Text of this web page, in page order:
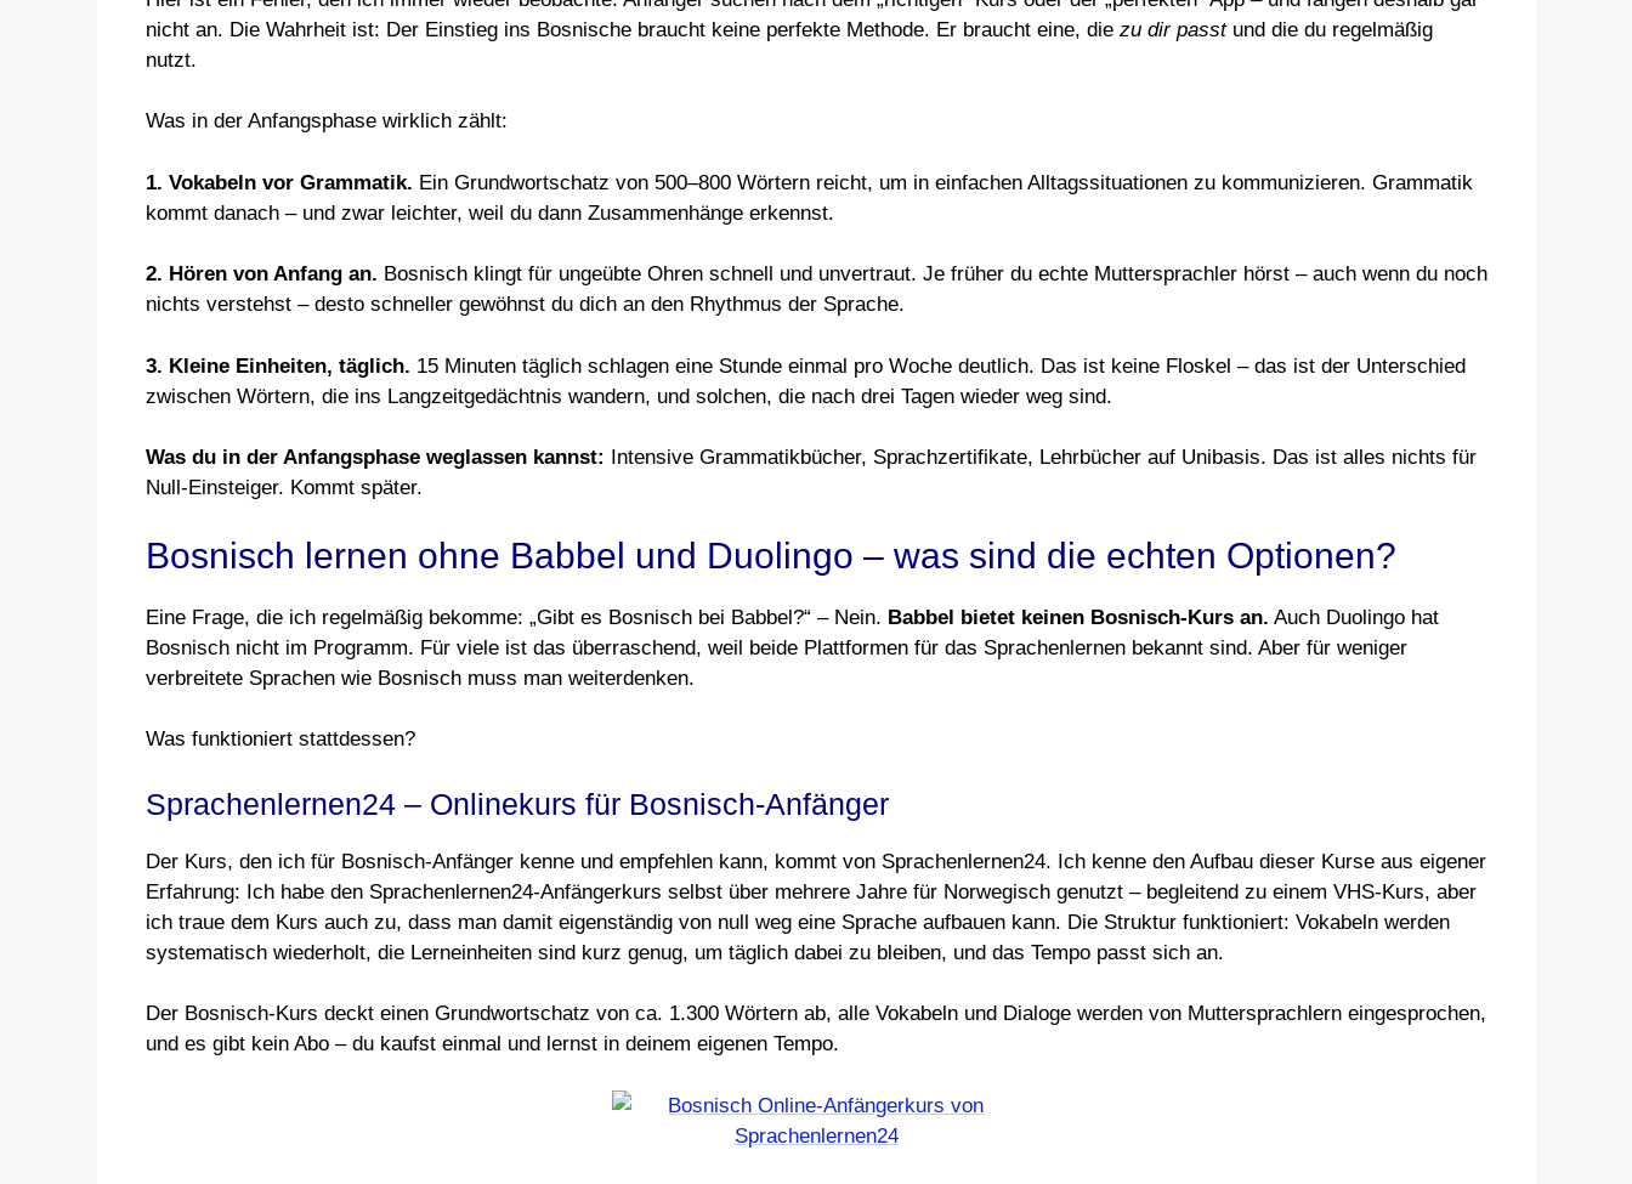
nicht an. Die Wahrheit ist: Der Einstieg ins Bosnische braucht keine perfekte Methode. Er braucht eine, die zu dir passtund die du regelmäßig
nutzt.
Was in der Anfangsphase wirklich zählt:
1. Vokabeln vor Grammatik. Ein Grundwortschatz von 500–800 Wörtern reicht, um in einfachen Alltagssituationen zu kommunizieren. Grammatik
kommt danach – und zwar leichter, weil du dann Zusammenhänge erkennst.
2. Hören von Anfang an. Bosnisch klingt für ungeübte Ohren schnell und unvertraut. Je früher du echte Muttersprachler hörst – auch wenn du noch
nichts verstehst – desto schneller gewöhnst du dich an den Rhythmus der Sprache.
3. Kleine Einheiten, täglich. 15 Minuten täglich schlagen eine Stunde einmal pro Woche deutlich. Das ist keine Floskel – das ist der Unterschied
zwischen Wörtern, die ins Langzeitgedächtnis wandern, und solchen, die nach drei Tagen wieder weg sind.
Was du in der Anfangsphase weglassen kannst: Intensive Grammatikbücher, Sprachzertifikate, Lehrbücher auf Unibasis. Das ist alles nichts für
Null-Einsteiger. Kommt später.
Bosnisch lernen ohne Babbel und Duolingo – was sind die echten Optionen?
Eine Frage, die ich regelmäßig bekomme: „Gibt es Bosnisch bei Babbel?“ – Nein. Babbel bietet keinen Bosnisch-Kurs an. Auch Duolingo hat
Bosnisch nicht im Programm. Für viele ist das überraschend, weil beide Plattformen für das Sprachenlernen bekannt sind. Aber für weniger
verbreitete Sprachen wie Bosnisch muss man weiterdenken.
Was funktioniert stattdessen?
Sprachenlernen24 – Onlinekurs für Bosnisch-Anfänger
Der Kurs, den ich für Bosnisch-Anfänger kenne und empfehlen kann, kommt von Sprachenlernen24. Ich kenne den Aufbau dieser Kurse aus eigener
Erfahrung: Ich habe den Sprachenlernen24-Anfängerkurs selbst über mehrere Jahre für Norwegisch genutzt – begleitend zu einem VHS-Kurs, aber
ich traue dem Kurs auch zu, dass man damit eigenständig von null weg eine Sprache aufbauen kann. Die Struktur funktioniert: Vokabeln werden
systematisch wiederholt, die Lerneinheiten sind kurz genug, um täglich dabei zu bleiben, und das Tempo passt sich an.
Der Bosnisch-Kurs deckt einen Grundwortschatz von ca. 1.300 Wörtern ab, alle Vokabeln und Dialoge werden von Muttersprachlern eingesprochen,
und es gibt kein Abo – du kaufst einmal und lernst in deinem eigenen Tempo.